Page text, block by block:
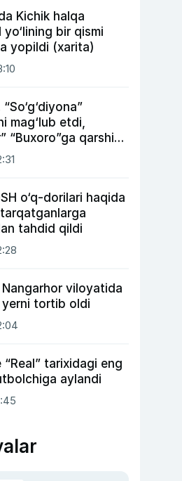
Kichik halqa
bir qismi
yopildi (xarita)
mag‘lub etdi,
“Buxoro”ga qarshi
qo‘ldan
o‘q-dorilari haqida
tarqatganlarga
tahdid qildi
Nangarhor viloyatida
tortib oldi
“Real” tarixidagi eng
aylandi